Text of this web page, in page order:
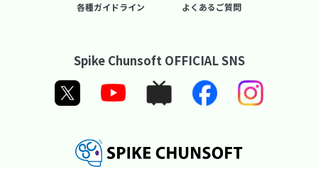
各種ガイドライン よくあるご質問
Spike Chunsoft OFFICIAL SNS